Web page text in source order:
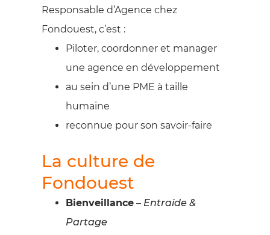
Responsable d’Agence chez
Fondouest, c’est :
Piloter, coordonner et manager
une agence en développement
au sein d’une PME à taille
humaine
reconnue pour son savoir-faire
La culture de
Fondouest
Bienveillance – Entraide &
Partage